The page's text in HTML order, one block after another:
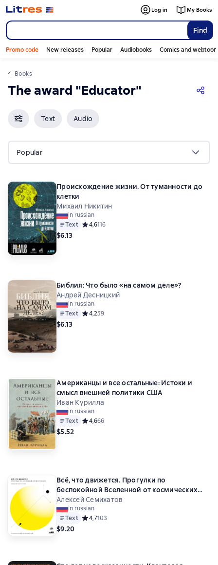
Find
Log in My Books
Promo code New releases Popular Audiobooks Comics and
Books
The award "Educator"
Text Audio
Popular
Происхождение жизни. От туманности до
клетки
Михаил Никитин
in russian
Text Средний рейтинг 4,6 на основе 116 оценок
4,6116
$6.13
Библия: Что было «на самом деле»?
Андрей Десницкий
in russian
Text Средний рейтинг 4,2 на основе 59 оценок
4,259
$6.13
Американцы и все остальные: Истоки и
смысл внешней политики США
Иван Курилла
in russian
Text Средний рейтинг 4,6 на основе 66 оценок
4,666
$5.52
Всё, что движется. Прогулки по
беспокойной Вселенной от космических
орбит до квантовых полей
Алексей Семихатов
in russian
Text Средний рейтинг 4,7 на основе 103 оценок
4,7103
$9.20